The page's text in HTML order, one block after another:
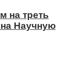
на треть
Научную